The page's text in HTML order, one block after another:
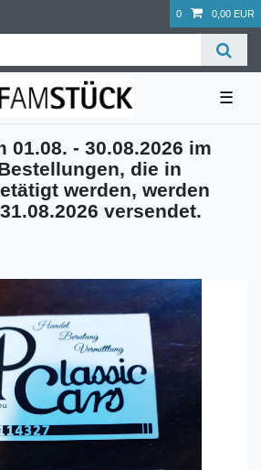
0 0,00 EUR
☰
01.08. - 30.08.2026 im
die in
werden, werden
versendet.